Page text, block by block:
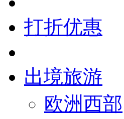
打折优惠
出境旅游
欧洲西部